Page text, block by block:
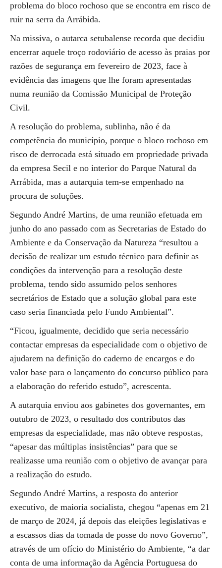
problema do bloco rochoso que se encontra em risco de
ruir na serra da Arrábida.
Na missiva, o autarca setubalense recorda que decidiu
encerrar aquele troço rodoviário de acesso às praias por
razões de segurança em fevereiro de 2023, face à
evidência das imagens que lhe foram apresentadas
numa reunião da Comissão Municipal de Proteção
Civil.
A resolução do problema, sublinha, não é da
competência do município, porque o bloco rochoso em
risco de derrocada está situado em propriedade privada
da empresa Secil e no interior do Parque Natural da
Arrábida, mas a autarquia tem-se empenhado na
procura de soluções.
Segundo André Martins, de uma reunião efetuada em
junho do ano passado com as Secretarias de Estado do
Ambiente e da Conservação da Natureza “resultou a
decisão de realizar um estudo técnico para definir as
condições da intervenção para a resolução deste
problema, tendo sido assumido pelos senhores
secretários de Estado que a solução global para este
caso seria financiada pelo Fundo Ambiental”.
“Ficou, igualmente, decidido que seria necessário
contactar empresas da especialidade com o objetivo de
ajudarem na definição do caderno de encargos e do
valor base para o lançamento do concurso público para
a elaboração do referido estudo”, acrescenta.
A autarquia enviou aos gabinetes dos governantes, em
outubro de 2023, o resultado dos contributos das
empresas da especialidade, mas não obteve respostas,
“apesar das múltiplas insistências” para que se
realizasse uma reunião com o objetivo de avançar para
a realização do estudo.
Segundo André Martins, a resposta do anterior
executivo, de maioria socialista, chegou “apenas em 21
de março de 2024, já depois das eleições legislativas e
a escassos dias da tomada de posse do novo Governo”,
através de um ofício do Ministério do Ambiente, “a dar
conta de uma informação da Agência Portuguesa do